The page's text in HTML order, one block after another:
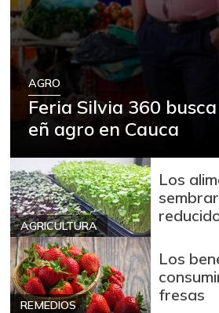
AGRO
Feria Silvia 360
eñ agro en Cauca
AGRICULTURA
Los
REMEDIOS
Los
fresas